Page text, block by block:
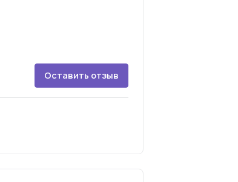
Оставить отзыв